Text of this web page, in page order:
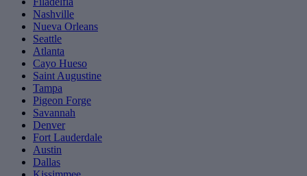
Nashville
Nueva Orleans
Seattle
Atlanta
Cayo Hueso
Saint Augustine
Tampa
Pigeon Forge
Savannah
Denver
Fort Lauderdale
Austin
Dallas